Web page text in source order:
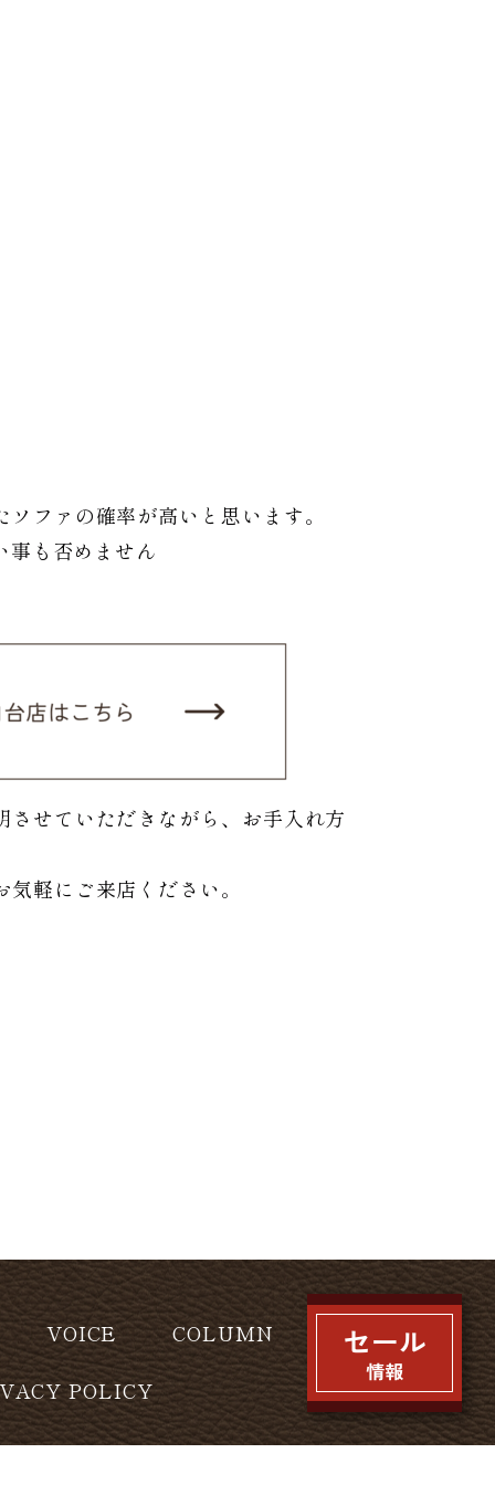
ファの確率が高いと思います。
事も否めません
せていただきながら、お手入れ方
軽にご来店ください。
VOICE
COLUMN
POLICY